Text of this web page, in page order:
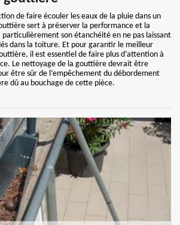
de faire écouler les eaux de la pluie dans un
sert à préserver la performance et la
son étanchéité en ne pas laissant
dans la toiture. Et pour garantir le meilleur
il est essentiel de faire plus d’attention à
Le nettoyage de la gouttière devrait être
être sûr de l’empêchement du débordement
dû au bouchage de cette pièce.